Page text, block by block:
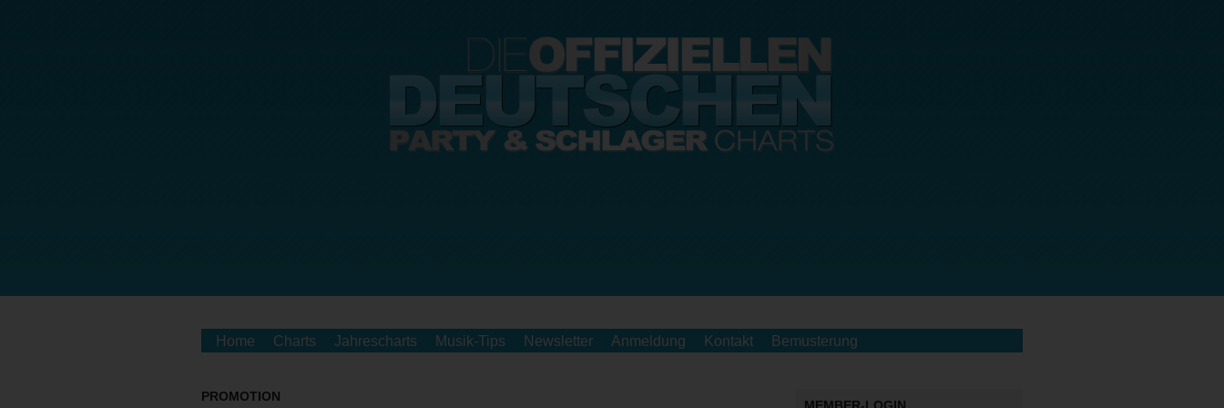
Home Charts Jahrescharts Musik-Tips Newsletter Anmeldung Kontakt Bemusterung
PROMOTION